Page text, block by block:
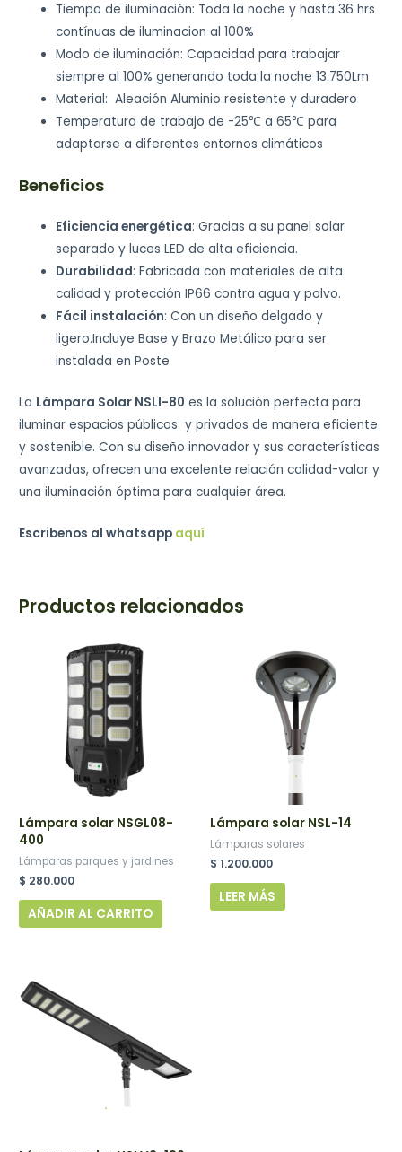
Tiempo de iluminación: Toda la noche y hasta 36 hrs
contínuas de iluminacion al 100%
Modo de iluminación: Capacidad para trabajar
siempre al 100% generando toda la noche 13.750Lm
Material: Aleación Aluminio resistente y duradero
Temperatura de trabajo de -25℃ a 65℃ para
adaptarse a diferentes entornos climáticos
Beneficios
Eficiencia energética: Gracias a su panel solar
separado y luces LED de alta eficiencia.
Durabilidad: Fabricada con materiales de alta
calidad y protección IP66 contra agua y polvo.
Fácil instalación: Con un diseño delgado y
ligero.Incluye Base y Brazo Metálico para ser
instalada en Poste
La Lámpara Solar NSLI-80 es la solución perfecta para
iluminar espacios públicos y privados de manera eficiente
y sostenible. Con su diseño innovador y sus características
avanzadas, ofrecen una excelente relación calidad-valor y
una iluminación óptima para cualquier área.
Escribenos al whatsapp aquí
Productos relacionados
Lámpara solar NSGL08-
400
Lámparas parques y jardines
$ 280.000
AÑADIR AL CARRITO
.
Lámpara solar NSL-14
Lámparas solares
$ 1.200.000
LEER MÁS
.